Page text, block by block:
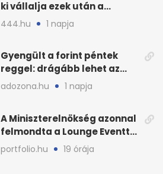
ki vállalja ezek után a
munkát?
444.hu 1 napja
Gyengült a forint péntek
reggel: drágább lehet az
euró és a dollár
adozona.hu 1 napja
A Miniszterelnökség azonnal
felmondta a Lounge Eventtel
kötött szerződést
portfolio.hu 19 órája